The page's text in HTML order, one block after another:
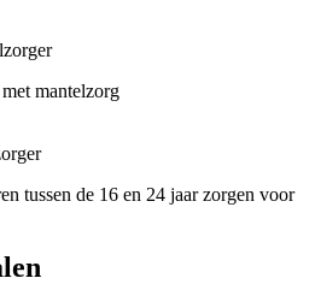
mantelzorg
tussen de 16 en 24 jaar zorgen voor